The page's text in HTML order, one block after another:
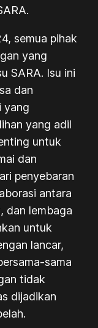
semua pihak
yang
SARA. Isu ini
dan
yang
yang adil
untuk
dan
penyebaran
antara
dan lembaga
untuk
lancar,
sama
tidak
dijadikan